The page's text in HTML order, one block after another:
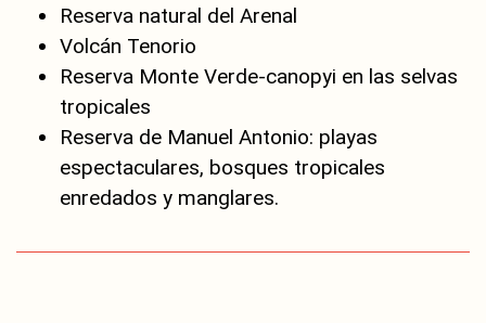
Reserva natural del Arenal
Volcán Tenorio
Reserva Monte Verde-canopyi en las selvas
tropicales
Reserva de Manuel Antonio: playas
espectaculares, bosques tropicales
enredados y manglares.